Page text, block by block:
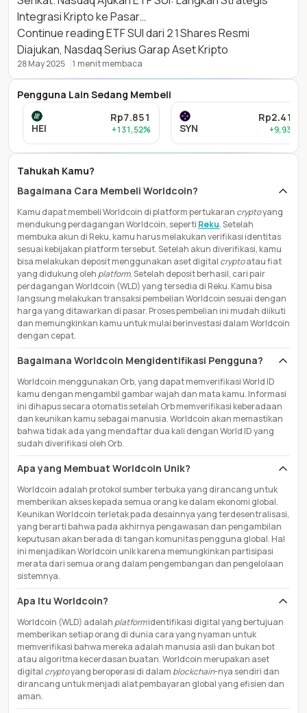
Integrasi Kripto ke Pasar…
Continue readingETF SUI dari 21Shares Resmi
Diajukan, Nasdaq Serius Garap Aset Kripto
28 May 2025 1 menit membaca
Pengguna Lain Sedang Membeli
HEI
Rp7.851
+131,52% SYN
Rp2.412
+9,93%
Tahukah Kamu?
Bagaimana Cara Membeli Worldcoin?
Kamu dapat membeli Worldcoin di platform pertukaran cryptoyang
mendukung perdagangan Worldcoin, seperti Reku. Setelah
membuka akun di Reku, kamu harus melakukan verifikasi identitas
sesuai kebijakan platform tersebut. Setelah akun diverifikasi, kamu
bisa melakukan deposit menggunakan aset digital cryptoatau fiat
yang didukung oleh platform. Setelah deposit berhasil, cari pair
perdagangan Worldcoin (WLD) yang tersedia di Reku. Kamu bisa
langsung melakukan transaksi pembelian Worldcoin sesuai dengan
harga yang ditawarkan di pasar. Proses pembelian ini mudah diikuti
dan memungkinkan kamu untuk mulai berinvestasi dalam Worldcoin
dengan cepat.
Bagaimana Worldcoin Mengidentifikasi Pengguna?
Worldcoin menggunakan Orb, yang dapat memverifikasi World ID
kamu dengan mengambil gambar wajah dan mata kamu. Informasi
ini dihapus secara otomatis setelah Orb memverifikasi keberadaan
dan keunikan kamu sebagai manusia. Worldcoin akan memastikan
bahwa tidak ada yang mendaftar dua kali dengan World ID yang
sudah diverifikasi oleh Orb.
Apa yang Membuat Worldcoin Unik?
Worldcoin adalah protokol sumber terbuka yang dirancang untuk
memberikan akses kepada semua orang ke dalam ekonomi global.
Keunikan Worldcoin terletak pada desainnya yang terdesentralisasi,
yang berarti bahwa pada akhirnya pengawasan dan pengambilan
keputusan akan berada di tangan komunitas pengguna global. Hal
ini menjadikan Worldcoin unik karena memungkinkan partisipasi
merata dari semua orang dalam pengembangan dan pengelolaan
sistemnya.
Apa Itu Worldcoin?
Worldcoin (WLD) adalah platformidentifikasi digital yang bertujuan
memberikan setiap orang di dunia cara yang nyaman untuk
memverifikasi bahwa mereka adalah manusia asli dan bukan bot
atau algoritma kecerdasan buatan. Worldcoin merupakan aset
digital cryptoyang beroperasi di dalam blockchain-nya sendiri dan
dirancang untuk menjadi alat pembayaran global yang efisien dan
aman.